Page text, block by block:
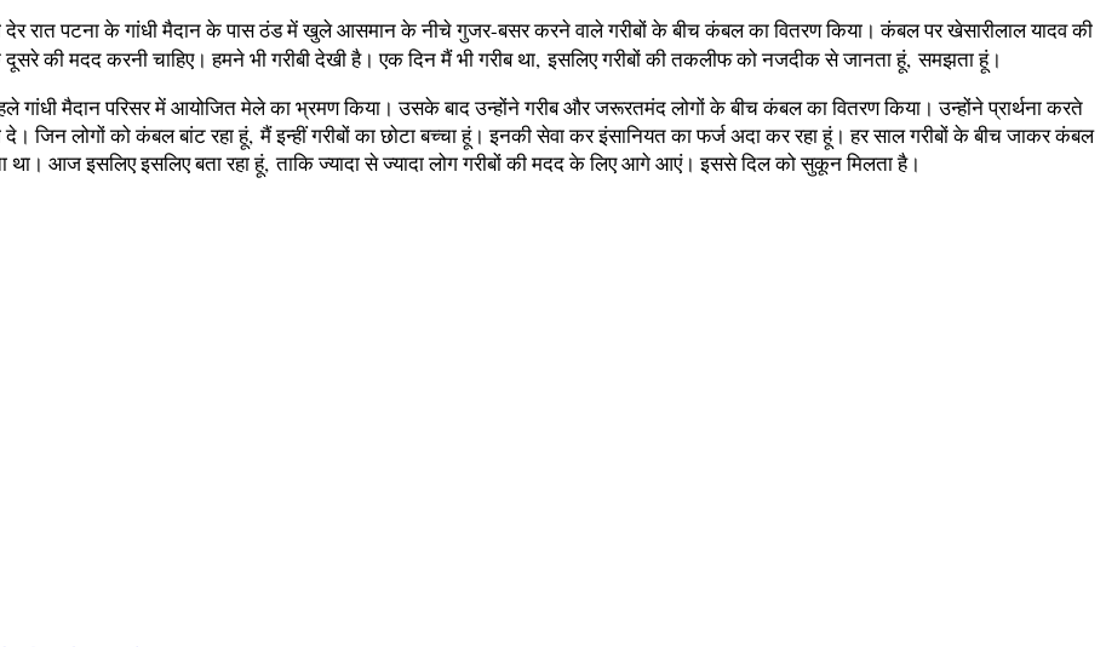
देर रात पटना के गांधी मैदान के पास ठंड में खुले आसमान के नीचे गुजर-बसर करने वाले गरीबों के बीच कंबल का वितरण किया। कंबल पर खेसारीलाल यादव की
की मदद करनी चाहिए। हमने भी गरीबी देखी है। एक दिन मैं भी गरीब था, इसलिए गरीबों की तकलीफ को नजदीक से जानता हूं, समझता हूं।
मैदान परिसर में आयोजित मेले का भ्रमण किया। उसके बाद उन्‍होंने गरीब और जरूरतमंद लोगों के बीच कंबल का वितरण किया। उन्होंने प्रार्थना करते
जिन लोगों को कंबल बांट रहा हूं, मैं इन्हीं गरीबों का छोटा बच्चा हूं। इनकी सेवा कर इंसानियत का फर्ज अदा कर रहा हूं। हर साल गरीबों के बीच जाकर कंबल
था। आज इसलिए इसलिए बता रहा हूं, ताकि ज्यादा से ज्यादा लोग गरीबों की मदद के लिए आगे आएं। इससे दिल को सुकून मिलता है।